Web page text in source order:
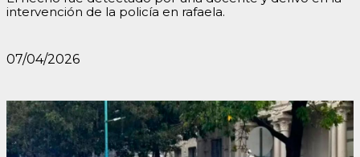
intervención de la policía en rafaela.
07/04/2026